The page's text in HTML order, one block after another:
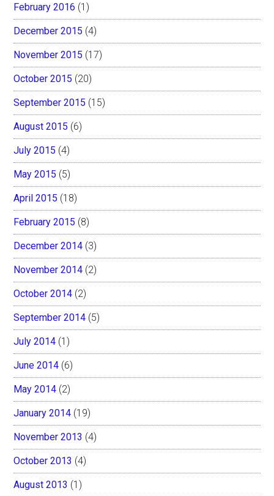
February 2016 (1)
December 2015 (4)
November 2015 (17)
October 2015 (20)
September 2015 (15)
August 2015 (6)
July 2015 (4)
May 2015 (5)
April 2015 (18)
February 2015 (8)
December 2014 (3)
November 2014 (2)
October 2014 (2)
September 2014 (5)
July 2014 (1)
June 2014 (6)
May 2014 (2)
January 2014 (19)
November 2013 (4)
October 2013 (4)
August 2013 (1)